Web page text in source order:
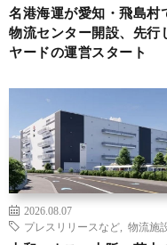
名港海運が愛知・飛島村
物流センター開設、先行
ヤードの運営スタート
2026.08.07
プレスリリースなど
物流施